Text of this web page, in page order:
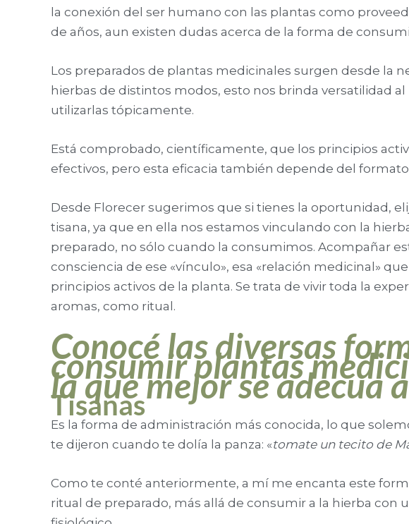
la conexión del ser humano con las plantas como
de años, aun existen dudas acerca de la forma de
Los preparados de plantas medicinales surgen desde la
hierbas de distintos modos, esto nos brinda versatilidad
utilizarlas tópicamente.
Está comprobado, científicamente, que los principios
efectivos, pero esta eficacia también depende del
Desde Florecer sugerimos que si tienes la oportunidad,
tisana, ya que en ella nos estamos vinculando con la
preparado, no sólo cuando la consumimos. Acompañar
consciencia de ese «vínculo», esa «relación medicinal»
principios activos de la planta. Se trata de vivir toda la
aromas, como ritual.
Conocé las diversas
consumir plantas
la que mejor se adecua
Tisanas
Es la forma de administración más conocida, lo que
te dijeron cuando te dolía la panza: «tomate un tecito de
Como te conté anteriormente, a mí me encanta este
ritual de preparado, más allá de consumir a la hierba con